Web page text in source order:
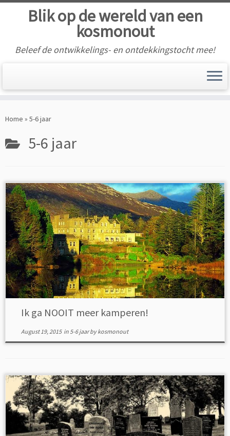
to
Blik op de wereld van een
kosmonout
Beleef de ontwikkelings- en ontdekkingstocht mee!
Home » 5-6 jaar
5-6 jaar
Ik ga NOOIT meer kamperen!
August 19, 2015in 5-6 jaarbykosmonout